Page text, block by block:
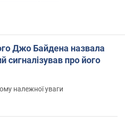
Джо Байдена назвала
про його
належної уваги